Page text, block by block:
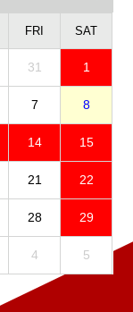
FRI SAT
31 1
7 8
14 15
21 22
28 29
4 5